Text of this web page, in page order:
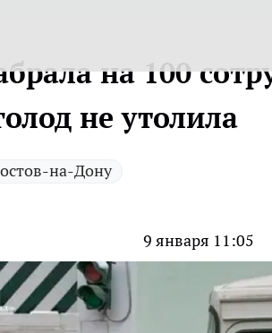
на 100
не утолила
на-Дону
9 января 11:05